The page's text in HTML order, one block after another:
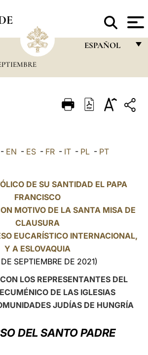
ESPAÑOL
ITALIANO
POLSKI
LATINE
- EN - ES - FR - IT - PL - PT
DE SU SANTIDAD EL PAPA
FRANCISCO
MOTIVO DE LA SANTA MISA DE
CLAUSURA
EUCARÍSTICO INTERNACIONAL,
Y A ESLOVAQUIA
SEPTIEMBRE DE 2021)
LOS REPRESENTANTES DEL
DE LAS IGLESIAS
JUDÍAS DE HUNGRÍA
DEL SANTO PADRE